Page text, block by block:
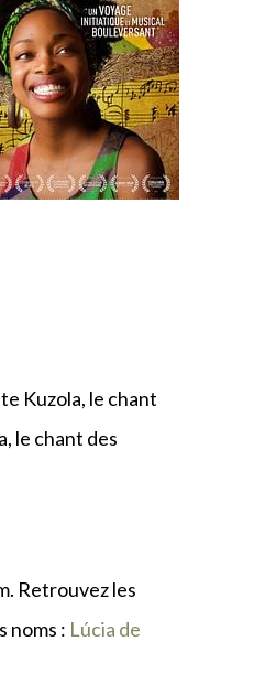
Kuzola, le chant
le chant des
Retrouvez les
noms : Lúcia de